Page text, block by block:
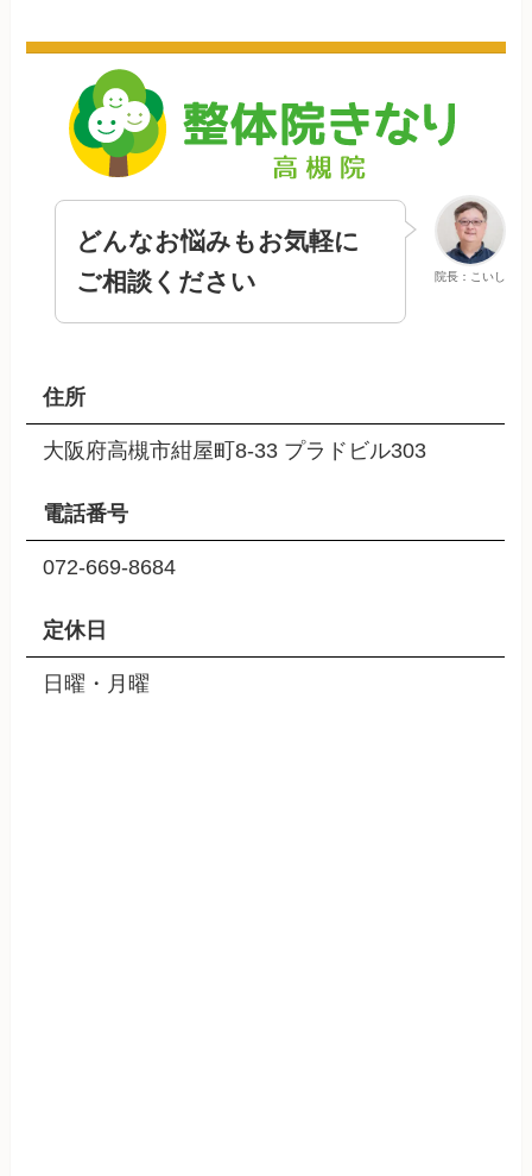
院長：こいし
どんなお悩みもお気軽に
ご相談ください
住所
大阪府高槻市紺屋町8-33 プラドビル303
電話番号
072-669-8684
定休日
日曜・月曜